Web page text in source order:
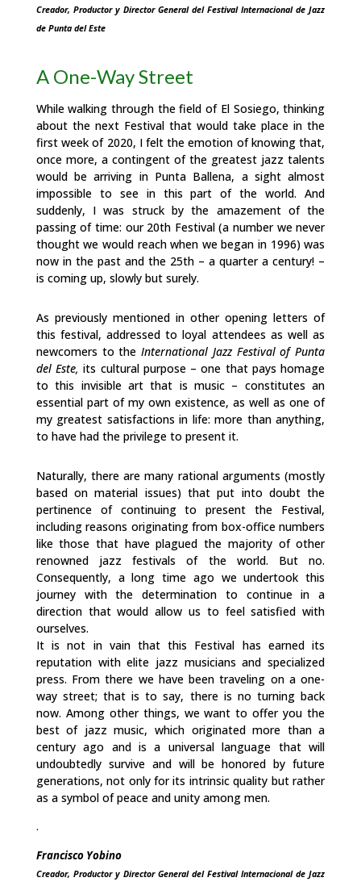
Creador, Productor y Director Generaldel Festival Internacional de Jazz
de Punta del Este
A One-Way Street
While walking through the field of El Sosiego, thinking
about the next Festival that would take place in the
first week of 2020, I felt the emotion of knowing that,
once more, a contingent of the greatest jazz talents
would be arriving in Punta Ballena, a sight almost
impossible to see in this part of the world. And
suddenly, I was struck by the amazement of the
passing of time: our 20th Festival (a number we never
thought we would reach when we began in 1996) was
now in the past and the 25th – a quarter a century! –
is coming up, slowly but surely.
As previously mentioned in other opening letters of
this festival, addressed to loyal attendees as well as
newcomers to theInternational Jazz Festival of Punta
del Este,its cultural purpose – one that pays homage
to this invisible art that is music – constitutes an
essential part of my own existence, as well as one of
my greatest satisfactions in life: more than anything,
to have had the privilege to present it.
Naturally, there are many rational arguments (mostly
based on material issues) that put into doubt the
pertinence of continuing to present the Festival,
including reasons originating from box-office numbers
like those that have plagued the majority of other
renowned jazz festivals of the world. But no.
Consequently, a long time ago we undertook this
journey with the determination to continue in a
direction that would allow us to feel satisfied with
ourselves.
It is not in vain that this Festival has earned its
reputation with elite jazz musicians and specialized
press. From there we have been traveling on a one-
way street; that is to say, there is no turning back
now. Among other things, we want to offer you the
best of jazz music, which originated more than a
century ago and is a universal language that will
undoubtedly survive and will be honored by future
generations, not only for its intrinsic quality but rather
as a symbol of peace and unity among men.
.
Francisco Yobino
Creador, Productor y Director Generaldel Festival Internacional de Jazz